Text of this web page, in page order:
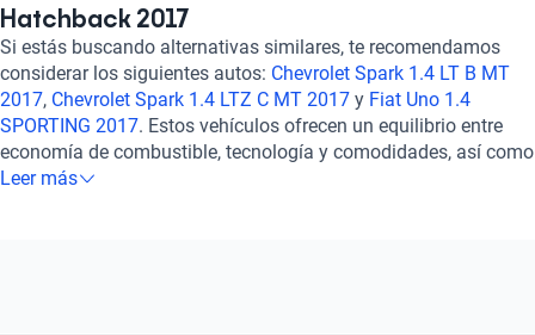
del volante y asientos de tela. Además, cuenta con tecnología
Bluetooth, pantalla a color y sensor de distancia para una
experiencia de conducción segura y conectada. Con una
calificación destacada en potencia, confort y seguridad, el BAIC
D20 1.5 FASHION MT 2017 es la elección perfecta para quienes
buscan un auto versátil y confiable. ¡Haz tuya esta joya
automotriz y vive la emoción de la carretera con Kavak!
Hatchback 2017
Si estás buscando alternativas similares, te recomendamos
considerar los siguientes autos: Chevrolet Spark 1.4 LT B MT
2017, Chevrolet Spark 1.4 LTZ C MT 2017 y Fiat Uno 1.4
SPORTING 2017. Estos vehículos ofrecen un equilibrio entre
economía de combustible, tecnología y comodidades, así como
un tamaño compacto ideal para la ciudad. Explora estas
Leer más